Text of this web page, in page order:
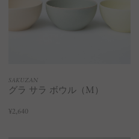
SAKUZAN
グラ サラ ボウル（M）
¥2,640